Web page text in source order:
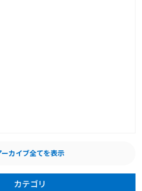
ーカイブ全てを表示
カテゴリ